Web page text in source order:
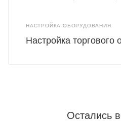
НАСТРОЙКА ОБОРУДОВАНИЯ
Настройка торгового
Остались